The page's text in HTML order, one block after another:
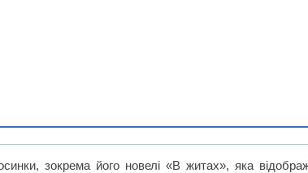
зокрема його новелі «В житах», яка